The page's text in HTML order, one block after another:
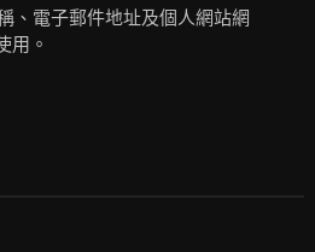
、電子郵件地址及個人網站網
用。